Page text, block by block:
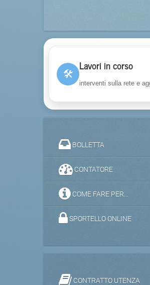
🛠
Lavori in corso
interventi sulla rete e
BOLLETTA
CONTATORE
COME FARE PER...
SPORTELLO ONLINE
CONTRATTO UTENZA